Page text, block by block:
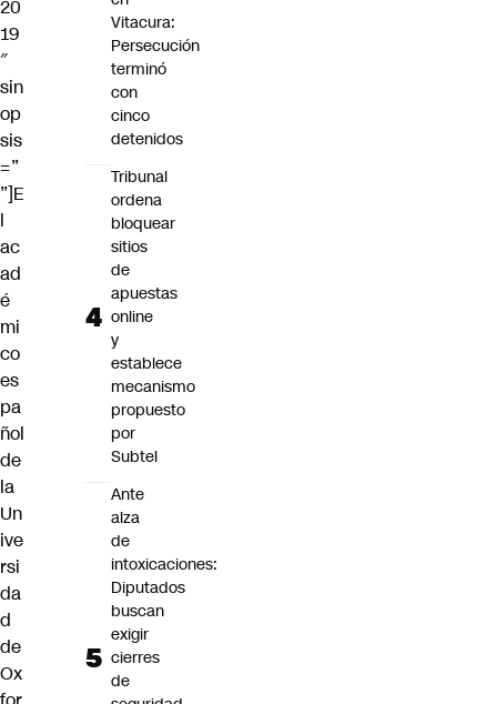
20
19
″
sin
op
sis
=”
”]E
l
ac
ad
é
mi
co
es
pa
ñol
de
la
Un
ive
rsi
da
d
de
Ox
Vitacura:
Persecución
terminó
con
cinco
detenidos
Tribunal
ordena
bloquear
sitios
de
apuestas
online
y
establece
mecanismo
propuesto
por
Subtel
Ante
alza
de
intoxicaciones:
Diputados
buscan
exigir
cierres
de